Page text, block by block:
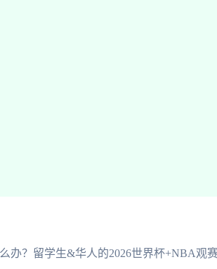
办？留学生&华人的2026世界杯+NBA观